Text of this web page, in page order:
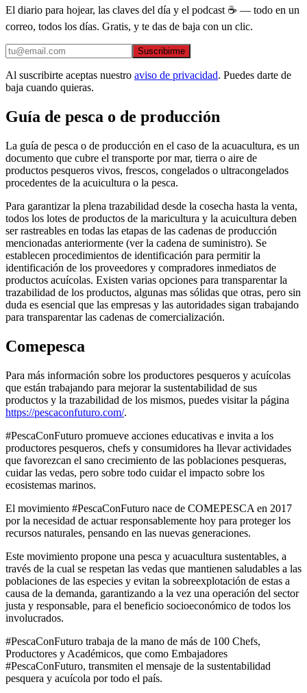
El diario para hojear, las claves del día y el podcast ☕ — todo en un
correo, todos los días. Gratis, y te das de baja con un clic.
Suscribirme
Al suscribirte aceptas nuestro aviso de privacidad. Puedes darte de
baja cuando quieras.
Guía de pesca o de producción
La guía de pesca o de producción en el caso de la acuacultura, es un
documento que cubre el transporte por mar, tierra o aire de
productos pesqueros vivos, frescos, congelados o ultracongelados
procedentes de la acuicultura o la pesca.
Para garantizar la plena trazabilidad desde la cosecha hasta la venta,
todos los lotes de productos de la maricultura y la acuicultura deben
ser rastreables en todas las etapas de las cadenas de producción
mencionadas anteriormente (ver la cadena de suministro). Se
establecen procedimientos de identificación para permitir la
identificación de los proveedores y compradores inmediatos de
productos acuícolas. Existen varias opciones para transparentar la
trazabilidad de los productos, algunas mas sólidas que otras, pero sin
duda es esencial que las empresas y las autoridades sigan trabajando
para transparentar las cadenas de comercialización.
Comepesca
Para más información sobre los productores pesqueros y acuícolas
que están trabajando para mejorar la sustentabilidad de sus
productos y la trazabilidad de los mismos, puedes visitar la página
https://pescaconfuturo.com/.
#PescaConFuturo promueve acciones educativas e invita a los
productores pesqueros, chefs y consumidores ha llevar actividades
que favorezcan el sano crecimiento de las poblaciones pesqueras,
cuidar las vedas, pero sobre todo cuidar el impacto sobre los
ecosistemas marinos.
El movimiento #PescaConFuturo nace de COMEPESCA en 2017
por la necesidad de actuar responsablemente hoy para proteger los
recursos naturales, pensando en las nuevas generaciones.
Este movimiento propone una pesca y acuacultura sustentables, a
través de la cual se respetan las vedas que mantienen saludables a las
poblaciones de las especies y evitan la sobreexplotación de estas a
causa de la demanda, garantizando a la vez una operación del sector
justa y responsable, para el beneficio socioeconómico de todos los
involucrados.
#PescaConFuturo trabaja de la mano de más de 100 Chefs,
Productores y Académicos, que como Embajadores
#PescaConFuturo, transmiten el mensaje de la sustentabilidad
pesquera y acuícola por todo el país.